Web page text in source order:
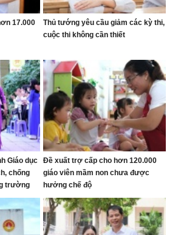
17.000
Thủ tướng yêu cầu giảm các kỳ thi,
cuộc thi không cần thiết
Giáo dục
chống
trường
Đề xuất trợ cấp cho hơn 120.000
giáo viên mầm non chưa được
hưởng chế độ